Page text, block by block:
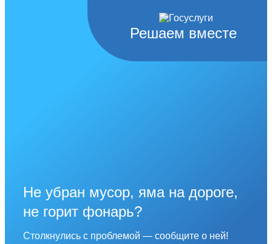
Решаем вместе
Не убран мусор, яма на дороге,
не горит фонарь?
Столкнулись с проблемой — сообщите о ней!